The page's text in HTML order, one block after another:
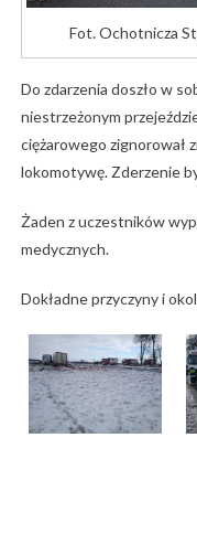
Fot. Ochotnicza
Do zdarzenia doszło w
niestrzeżonym
ciężarowego zignorował
lokomotywę. Zderzenie
Żaden z uczestników
medycznych.
Dokładne przyczyny i